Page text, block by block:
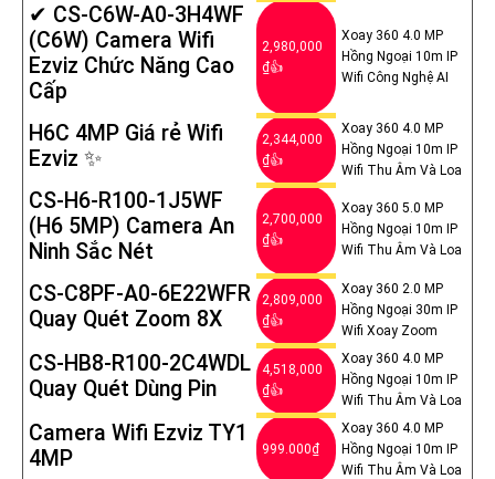
✔ CS-C6W-A0-3H4WF
(C6W) Camera Wifi
Ezviz Chức Năng Cao
Cấp
2,980,000
₫👍
Xoay 360 4.0 MP
Hồng Ngoại 10m IP
Wifi Công Nghệ AI
H6C 4MP Giá rẻ Wifi
Ezviz ✨
2,344,000
₫👍
Xoay 360 4.0 MP
Hồng Ngoại 10m IP
Wifi Thu Âm Và Loa
CS-H6-R100-1J5WF
(H6 5MP) Camera An
Ninh Sắc Nét
2,700,000
₫👍
Xoay 360 5.0 MP
Hồng Ngoại 10m IP
Wifi Thu Âm Và Loa
CS-C8PF-A0-6E22WFR
Quay Quét Zoom 8X
2,809,000
₫👍
Xoay 360 2.0 MP
Hồng Ngoại 30m IP
Wifi Xoay Zoom
CS-HB8-R100-2C4WDL
Quay Quét Dùng Pin
4,518,000
₫👍
Xoay 360 4.0 MP
Hồng Ngoại 10m IP
Wifi Thu Âm Và Loa
Camera Wifi Ezviz TY1
4MP
999.000₫
Xoay 360 4.0 MP
Hồng Ngoại 10m IP
Wifi Thu Âm Và Loa